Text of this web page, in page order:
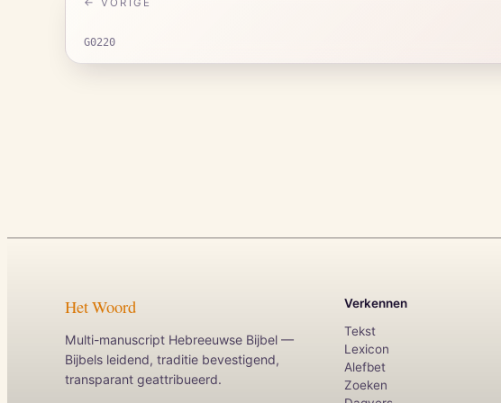
← VORIGE
G0220
Het Woord
Multi-manuscript Hebreeuwse Bijbel —
Bijbels leidend, traditie bevestigend,
transparant geattribueerd.
Verkennen
Tekst
Lexicon
Alefbet
Zoeken